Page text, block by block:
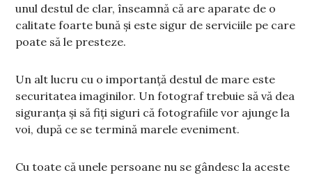
unul destul de clar, înseamnă că are aparate de o
calitate foarte bună și este sigur de serviciile pe care
poate să le presteze.
Un alt lucru cu o importanță destul de mare este
securitatea imaginilor. Un fotograf trebuie să vă dea
siguranța și să fiți siguri că fotografiile vor ajunge la
voi, după ce se termină marele eveniment.
Cu toate că unele persoane nu se gândesc la aceste